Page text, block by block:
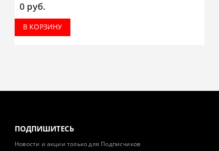
0 руб.
В КОРЗИНУ
ПОДПИШИТЕСЬ
Новости и акции только для Подписчиков